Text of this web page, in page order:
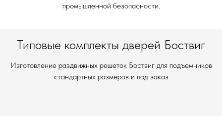
промышленной безопасности.
Типовые комплекты дверей Боствиг
Изготовление раздвижных решеток Боствиг для подъемников
стандартных размеров и под заказ